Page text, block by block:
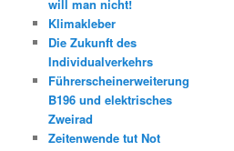
will man nicht!
Klimakleber
Die Zukunft des
Individualverkehrs
Führerscheinerweiterung
B196 und elektrisches
Zweirad
Zeitenwende tut Not